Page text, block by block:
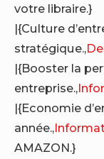
votre libraire.}
|{Culture
stratégique.,
|{Booster la
entreprise.,
|{Economie
année.,
AMAZON.}